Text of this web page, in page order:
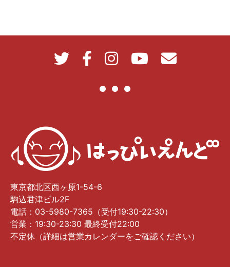
東京都北区西ヶ原1-54-6
駒込君津ビル2F
電話：03-5980-7365（受付19:30-22:30）
営業：19:30-23:30 最終受付22:00
不定休（詳細は営業カレンダーをご確認ください）